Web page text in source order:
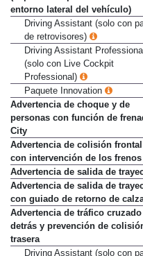
(supervisión permanente del
entorno lateral del vehículo)
Driving Assistant (solo con
de retrovisores)
Driving Assistant Professional
(solo con Live Cockpit
Professional)
Paquete Innovation
Advertencia de choque y de
personas con función de
City
Advertencia de colisión frontal
con intervención de los frenos
Advertencia de salida de
Advertencia de salida de
con guiado de retorno de
Advertencia de tráfico cruzado
detrás y prevención de colisión
trasera